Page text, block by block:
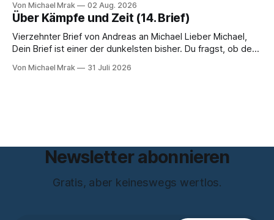
trotzdem falsch ist: Ab jetzt müsse alles gekennzeichnet
werden, was mit künstlicher Intelligenz entstanden sei. Das
stimmt so nicht. Artikel 50 der KI-Verordnung
Von Michael Mrak 02 Aug. 2026
Über Kämpfe und Zeit (14. Brief)
Vierzehnter Brief von Andreas an Michael Lieber Michael,
Dein Brief ist einer der dunkelsten bisher. Du fragst, ob der
letzten Hebel, der sich noch bewegt, und zwischen Deinen
Von Michael Mrak 31 Juli 2026
Newsletter abonnieren
Gratis, aber keineswegs wertlos.